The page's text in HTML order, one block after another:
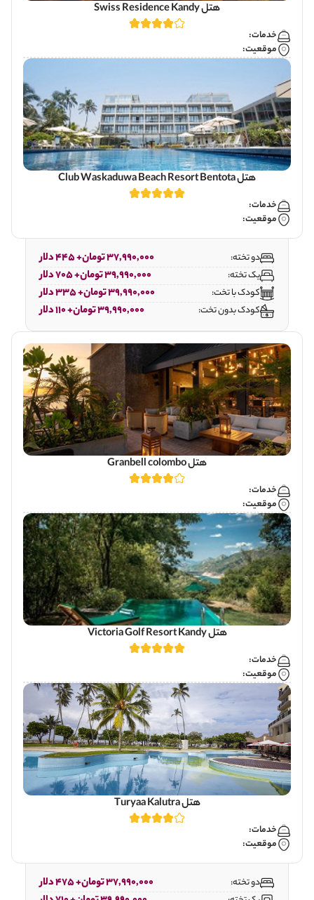
هتل Swiss Residence Kandy
خدمات:
موقعیت:
هتل Club Waskaduwa Beach Resort Bentota
خدمات:
موقعیت:
دو تخته: 37,990,000 تومان+ 445 دلار
یک تخته: 39,990,000 تومان+ 705 دلار
کودک با تخت: 39,990,000 تومان+ 335 دلار
کودک بدون تخت: 39,990,000 تومان+ 110 دلار
هتل Granbell colombo
خدمات:
موقعیت:
هتل Victoria Golf Resort Kandy
خدمات:
موقعیت:
هتل Turyaa Kalutra
خدمات:
موقعیت:
دو تخته: 37,990,000 تومان+ 475 دلار